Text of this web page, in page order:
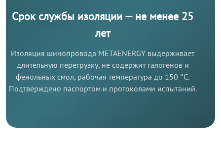
Срок службы изоляции — не менее 25
лет
Изоляция шинопровода METAENERGY выдерживает
длительную перегрузку, не содержит галогенов и
фенольных смол, рабочая температура до 150 °C.
Подтверждено паспортом и протоколами испытаний.